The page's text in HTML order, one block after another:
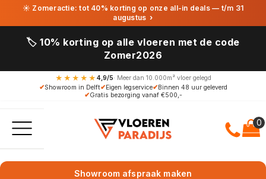
☀ Zomeractie: tot 40% korting op onze all-in deals — t/m 31
augustus ›
🏷️ 10% korting op alle vloeren met de code
Zomer2026
★★★★★ 4,9/5· Meer dan 10.000m² vloer gelegd
✔Showroom in Delft✔Eigen legservice✔Binnen 48 uur geleverd
✔Gratis bezorging vanaf €500,-
Showroom afspraak maken